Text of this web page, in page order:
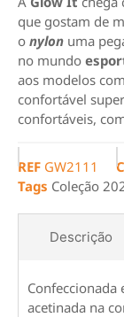
que gostam de
o nylon uma
no mundo
aos modelos
confortável
confortáveis,
REF GW2111
Tags Coleção
Descrição
Confeccionada
acetinada na